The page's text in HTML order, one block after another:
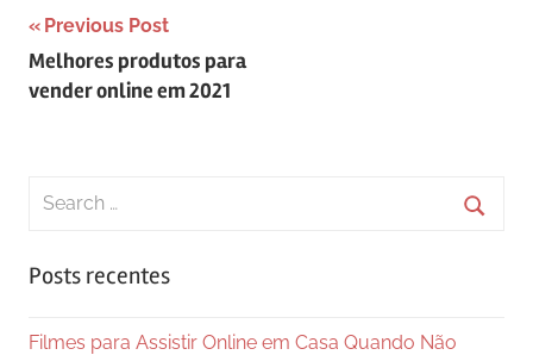
Navegação
de
Previous Post
Melhores produtos para
vender online em 2021
Search
Posts recentes
Filmes para Assistir Online em Casa Quando Não